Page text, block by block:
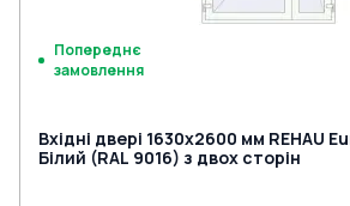
Попереднє
замовлення
Вхідні двері 1630x2600 мм REHAU
Білий (RAL 9016) з двох сторін